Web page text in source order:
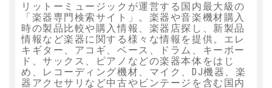
リットーミュージックが運営する国内最大級の
「楽器専門検索サイト」。楽器や音楽機材購入
時の製品比較や購入情報、楽器店探し、新製品
情報など楽器に関する様々な情報を提供。エレ
キギター、アコギ、ベース、ドラム、キーボー
ド、サックス、ピアノなどの楽器本体をはじ
め、レコーディング機材、マイク、DJ機器、楽
器アクセサリなど中古やビンテージを含む国内